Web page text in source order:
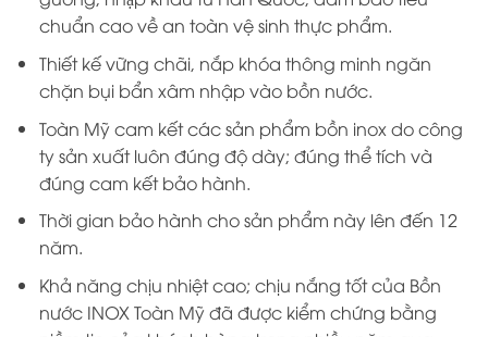
chuẩn cao về an toàn vệ sinh thực phẩm.
Thiết kế vững chãi, nắp khóa thông minh ngăn
chặn bụi bẩn xâm nhập vào bồn nước.
Toàn Mỹ cam kết các sản phẩm bồn inox do công
ty sản xuất luôn đúng độ dày; đúng thể tích và
đúng cam kết bảo hành.
Thời gian bảo hành cho sản phẩm này lên đến 12
năm.
Khả năng chịu nhiệt cao; chịu nắng tốt của Bồn
nước INOX Toàn Mỹ đã được kiểm chứng bằng